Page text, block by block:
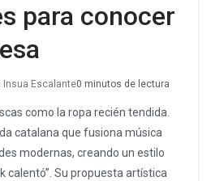
para conocer
Insua Escalante0 minutos de lectura
como la ropa recién tendida.
catalana que fusiona música
modernas, creando un estilo
calentó”. Su propuesta artística